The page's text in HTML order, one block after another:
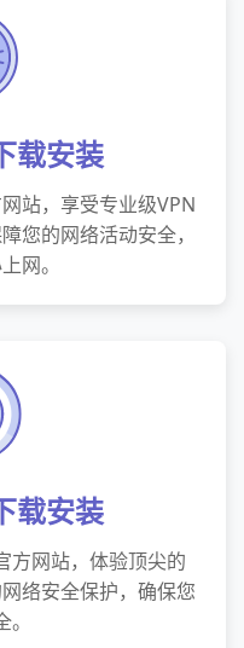
载安装
站，享受专业级VPN
您的网络活动安全，
网。
载安装
方网站，体验顶尖的
络安全保护，确保您